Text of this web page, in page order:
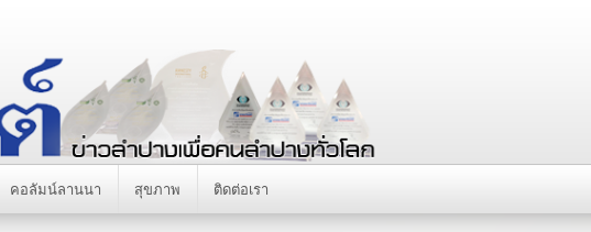
คอลัมน์ลานนา สุขภาพ ติดต่อเรา